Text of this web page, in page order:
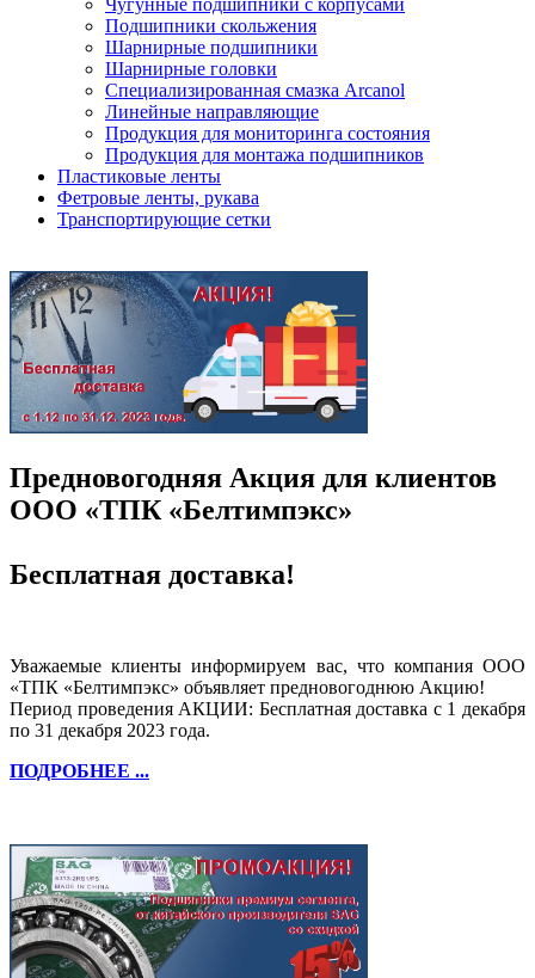
Подшипники скольжения
Шарнирные подшипники
Шарнирные головки
Специализированная смазка Arcanol
Линейные направляющие
Продукция для мониторинга состояния
Продукция для монтажа подшипников
Пластиковые ленты
Фетровые ленты, рукава
Транспортирующие сетки
Предновогодняя Акция для клиентов
ООО «ТПК «Белтимпэкс»
Бесплатная доставка!
Уважаемые клиенты информируем вас, что компания ООО
«ТПК «Белтимпэкс» объявляет предновогоднюю Акцию!
Период проведения АКЦИИ: Бесплатная доставка с 1 декабря
по 31 декабря 2023 года.
ПОДРОБНЕЕ ...